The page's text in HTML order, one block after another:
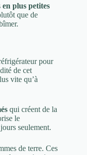
en plus petites
que de
pour
de cet
vite qu’à
qui créent de la
le
seulement.
de terre. Ces